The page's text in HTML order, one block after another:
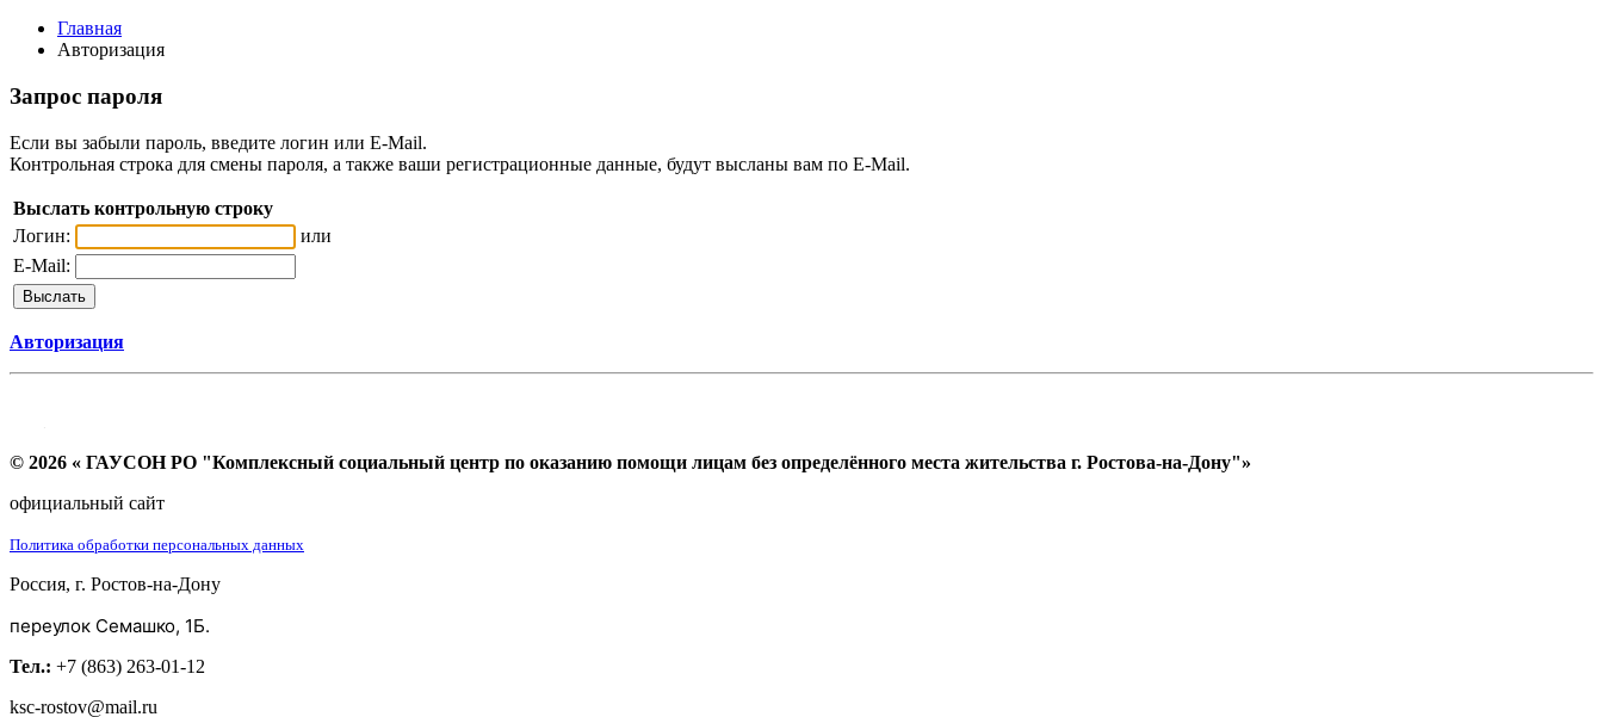
Главная
Авторизация
Запрос пароля
Если вы забыли пароль, введите логин или E-Mail.
Контрольная строка для смены пароля, а также ваши регистрационные данные, будут высланы вам по E-Mail.
Выслать контрольную строку
Логин:
или
E-Mail:
Авторизация
© 2026 « ГАУСОН РО "Комплексный социальный центр по оказанию помощи лицам без определённого места жительства г. Ростова-на-Дону"»
официальный сайт
Политика обработки персональных данных
Россия, г. Ростов-на-Дону
переулок Семашко, 1Б.
Тел.: +7 (863) 263-01-12
ksc-rostov@mail.ru